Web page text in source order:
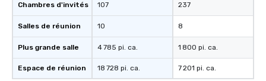
Chambres d'invités
Salles de réunion
Plus grande salle
Espace de réunion
107
10
4 785 pi. ca.
18 728 pi. ca.
237
8
1 800 pi. ca.
7 201 pi. ca.